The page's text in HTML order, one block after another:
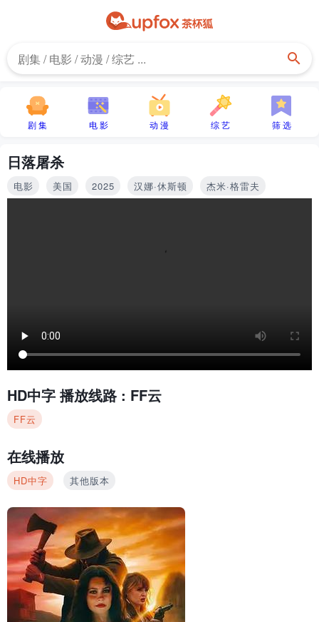
剧 集 电 影 动 漫 综 艺 筛 选
日落屠杀
电影 美国 2025 汉娜·休斯顿 杰米·格雷夫
HD中字 播放线路 : FF云
FF云
在线播放
HD中字 其他版本